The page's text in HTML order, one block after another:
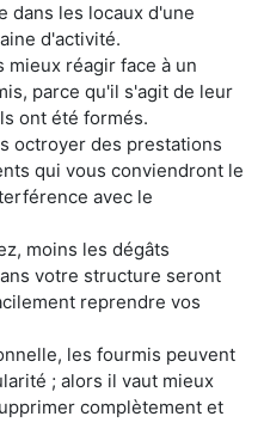
dans les locaux d'une
d'activité.
réagir face à un
parce qu'il s'agit de leur
ont été formés.
octroyer des prestations
qui vous conviendront le
avec le
moins les dégâts
votre structure seront
reprendre vos
les fourmis peuvent
; alors il vaut mieux
complètement et